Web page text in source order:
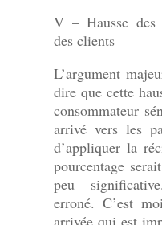
V – Hausse des
des clients
L’argument
dire que cette
consommateur
arrivé vers les
d’appliquer la
pourcentage
peu
erroné. C’est